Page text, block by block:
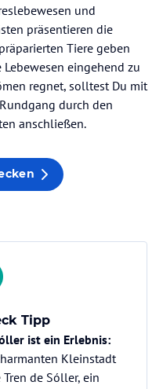
und
präsentieren die
Tiere geben
eingehend zu
regnet, solltest Du mit
durch den
anschließen.
Tipp
ist ein Erlebnis:
Kleinstadt
de Sóller, ein